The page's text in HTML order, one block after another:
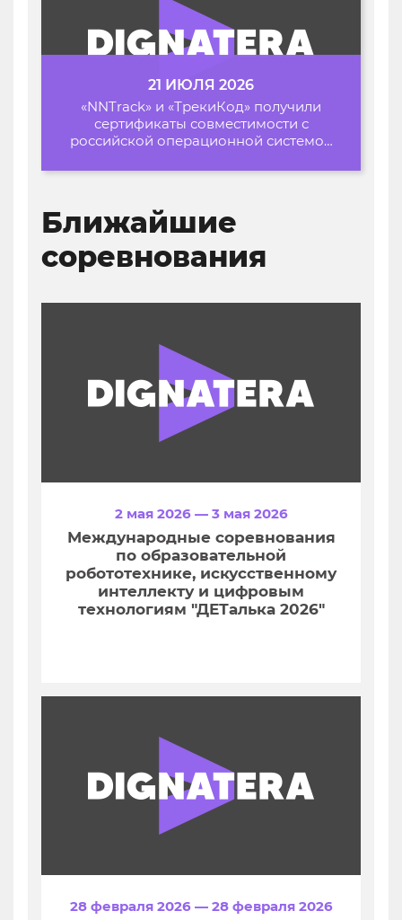
21 ИЮЛЯ 2026
«NNTrack» и «ТрекиКод» получили
сертификаты совместимости с
российской операционной системой
Ближайшие
соревнования
2 мая 2026 — 3 мая 2026
Международные соревнования
по образовательной
робототехнике, искусственному
интеллекту и цифровым
технологиям "ДЕТалька 2026"
28 февраля 2026 — 28 февраля 2026